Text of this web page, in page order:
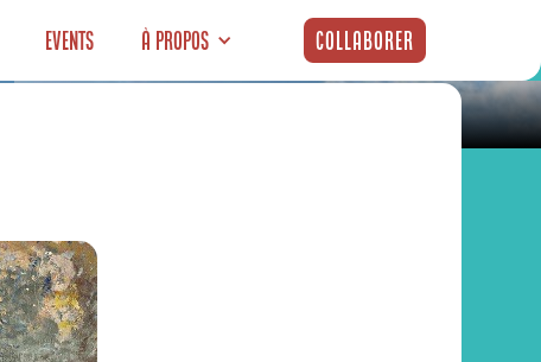
Events À propos Collaborer
à Lyon